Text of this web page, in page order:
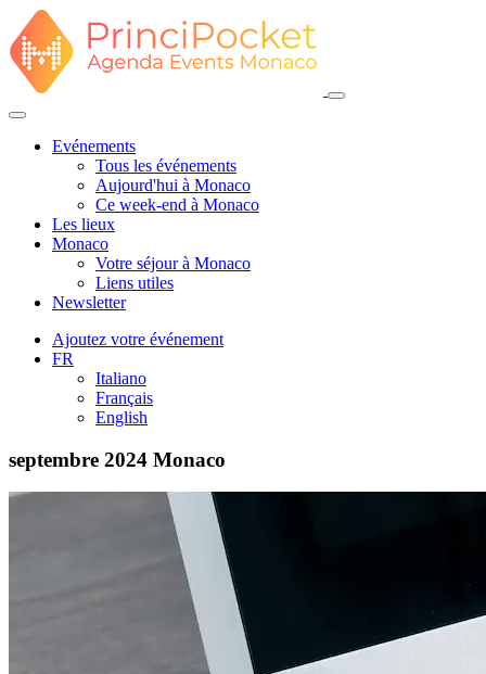
Evénements
Tous les événements
Aujourd'hui à Monaco
Ce week-end à Monaco
Les lieux
Monaco
Votre séjour à Monaco
Liens utiles
Newsletter
Ajoutez votre événement
FR
Italiano
Français
English
septembre 2024 Monaco